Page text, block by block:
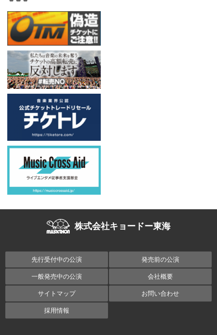
株式会社キョードー東海
先行受付中の公演 発売前の公演
一般発売中の公演 会社概要
サイトマップ お問い合わせ
採用情報